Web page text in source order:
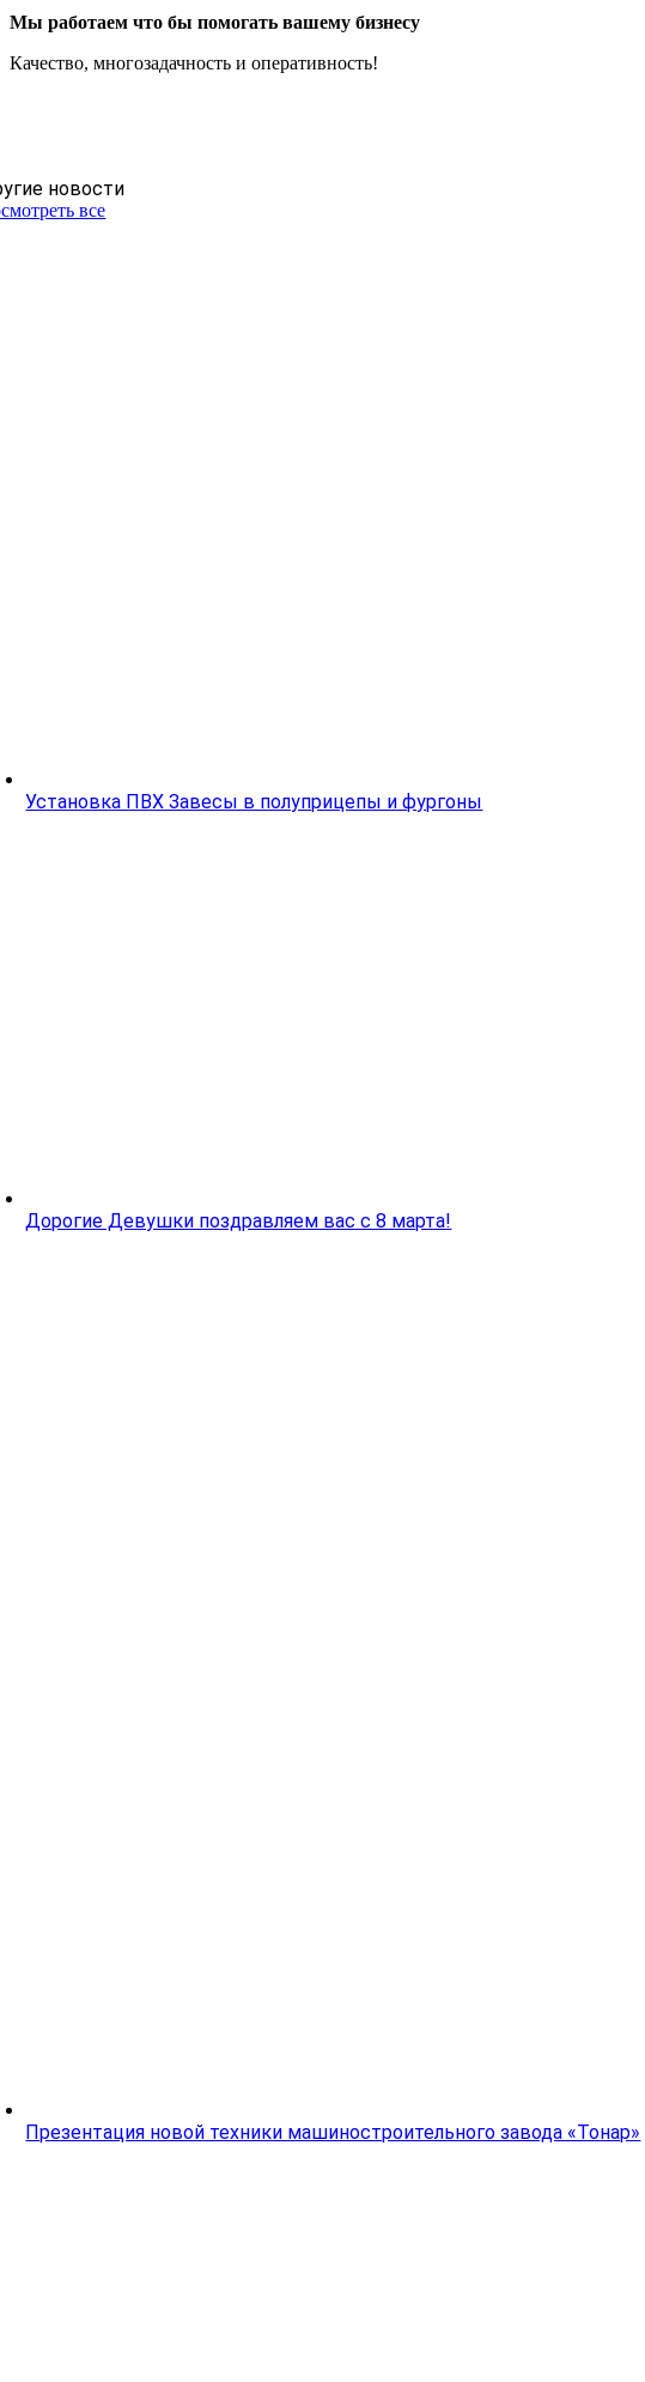
Мы работаем что бы помогать вашему бизнесу
Качество, многозадачность и оперативность!
новости
все
Установка ПВХ Завесы в полуприцепы и фургоны
Дорогие Девушки поздравляем вас с 8 марта!
Презентация новой техники машиностроительного завода «Тонар»